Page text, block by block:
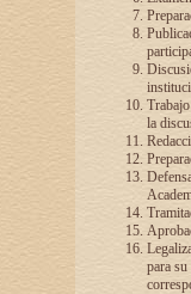
la
para